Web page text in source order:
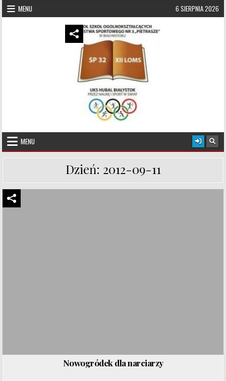
Skip to content
MENU 6 SIERPNIA 2026
UKS Hubal Białystok
MENU
Dzień: 2012-09-11
Nowogródek dla narciarzy